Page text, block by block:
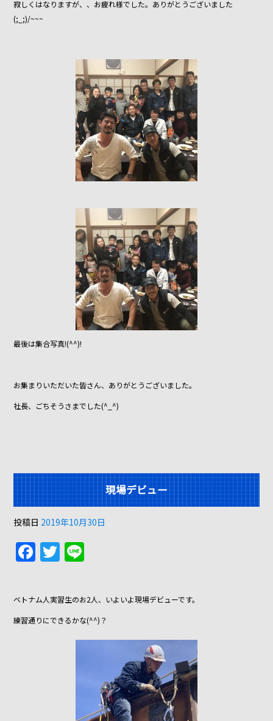
寂しくはなりますが、、お疲れ様でした。ありがとうございました
(;_;)/~~~
最後は集合写真!(^^)!
お集まりいただいた皆さん、ありがとうございました。
社長、ごちそうさまでした(^_^)
現場デビュー
投稿日 2019年10月30日
F
a
c
e
b
T
w
itt
er
e
ベトナム人実習生のお2人、いよいよ現場デビューです。
練習通りにできるかな(^^)？